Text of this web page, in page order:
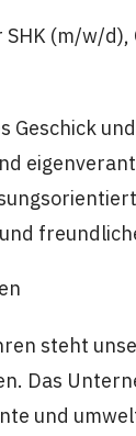
(m/w/
Geschick
steht
Das
und